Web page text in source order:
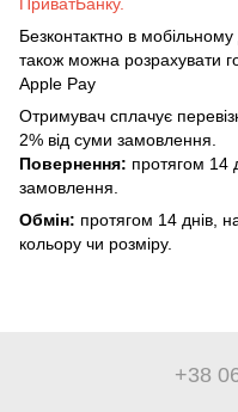
Безконтактно в
також можна розрахувати
Apple Pay
Отримувач сплачує
2% від суми замовлення.
Повернення: протягом 14
замовлення.
Обмін: протягом 14 днів,
кольору чи розміру.
+38